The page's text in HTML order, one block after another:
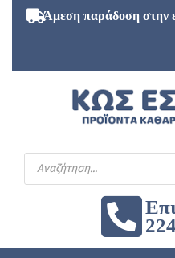
Άμεση παράδοση στην